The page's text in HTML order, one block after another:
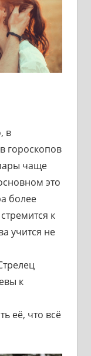
в
гороскопов
чаще
это
более
к
учится не
к
её, что всё